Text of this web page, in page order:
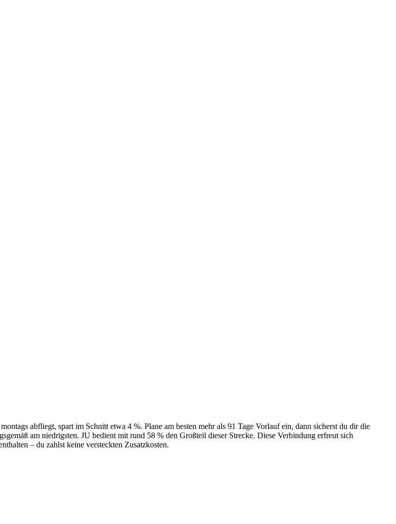
abfliegt, spart im Schnitt etwa 4 %. Plane am besten mehr als 91 Tage Vorlauf ein, dann sicherst du dir die
am niedrigsten. JU bedient mit rund 58 % den Großteil dieser Strecke. Diese Verbindung erfreut sich
– du zahlst keine versteckten Zusatzkosten.